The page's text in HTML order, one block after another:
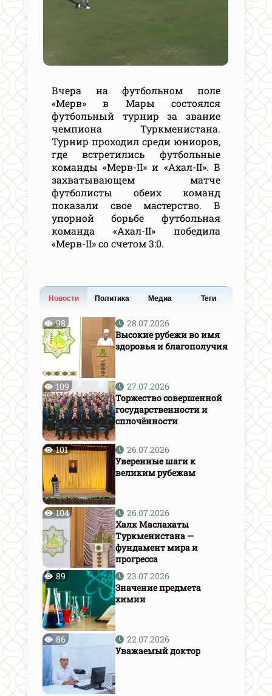
Вчера на футбольном поле
«Мерв» в Мары состоялся
футбольный турнир за звание
чемпиона Туркменистана.
Турнир проходил среди юниоров,
где встретились футбольные
команды «Мерв-II» и «Ахал-II». В
захватывающем матче
футболисты обеих команд
показали свое мастерство. В
упорной борьбе футбольная
команда «Ахал-II» победила
«Мерв-II» со счетом 3:0.
Новости Политика Медиа Теги
98
28.07.2026
Высокие рубежи во имя
здоровья и благополучия
109
27.07.2026
Торжество совершенной
государственности и
сплочённости
101
26.07.2026
Уверенные шаги к
великим рубежам
104
26.07.2026
Халк Маслахаты
Туркменистана —
фундамент мира и
прогресса
89
23.07.2026
Значение предмета
химии
86
22.07.2026
Уважаемый доктор